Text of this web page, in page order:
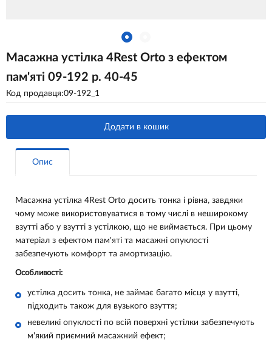
Масажна устілка 4Rest Orto з ефектом
пам'яті 09-192 р. 40-45
Код продавця:09-192_1
Додати в кошик
Опис
Масажна устілка 4Rest Orto досить тонка і рівна, завдяки
чому може використовуватися в тому числі в неширокому
взутті або у взутті з устілкою, що не виймається. При цьому
матеріал з ефектом пам'яті та масажні опуклості
забезпечують комфорт та амортизацію.
Особливості:
устілка досить тонка, не займає багато місця у взутті,
підходить також для вузького взуття;
невеликі опуклості по всій поверхні устілки забезпечують
м'який приємний масажний ефект;